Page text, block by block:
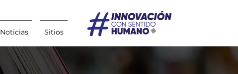
Noticias Sitios